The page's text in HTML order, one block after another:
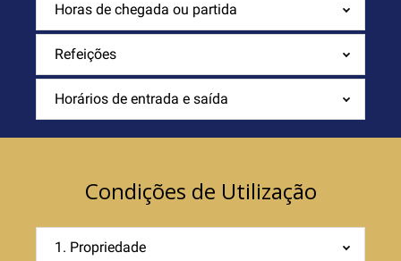
Horas de chegada ou partida
Refeições
Horários de entrada e saída
Condições de Utilização
1. Propriedade